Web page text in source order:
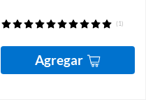
(1)
Agregar